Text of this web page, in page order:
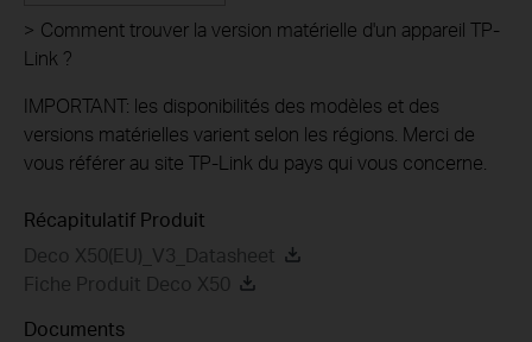
> Comment trouver la version matérielle d'un appareil TP-
Link ?
IMPORTANT: les disponibilités des modèles et des
versions matérielles varient selon les régions. Merci de
vous référer au site TP-Link du pays qui vous concerne.
Récapitulatif Produit
Deco X50(EU)_V3_Datasheet
Fiche Produit Deco X50
Documents